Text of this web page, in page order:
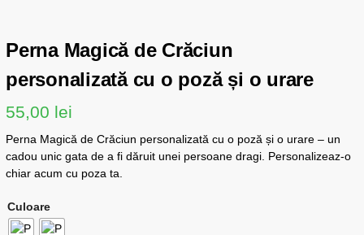
Perna Magică de Crăciun
personalizată cu o poză și o urare
55,00 lei
Perna Magică de Crăciun personalizată cu o poză și o urare – un
cadou unic gata de a fi dăruit unei persoane dragi. Personalizeaz-o
chiar acum cu poza ta.
Culoare